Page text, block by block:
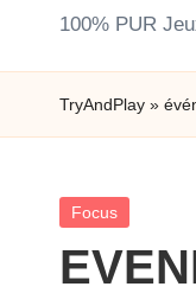
T
r
y
A
n
100% PUR
TryAndPlay »
Posted
Focus